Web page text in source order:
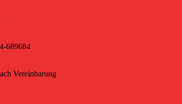
689684
Vereinbarung